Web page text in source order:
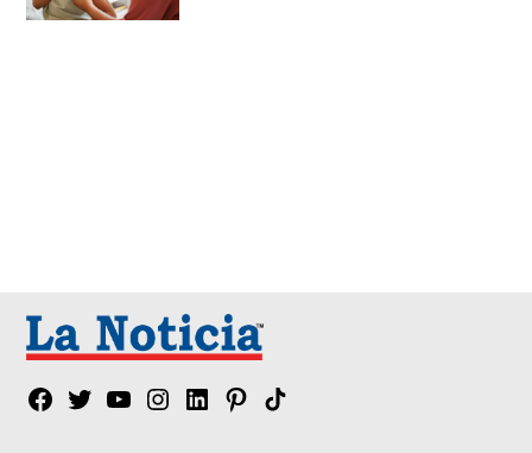
Facebook
TwitterYouTubeInstagram
LinkedinPinterest
Tik